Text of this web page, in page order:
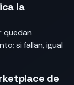
la
quedan
si fallan, igual
de